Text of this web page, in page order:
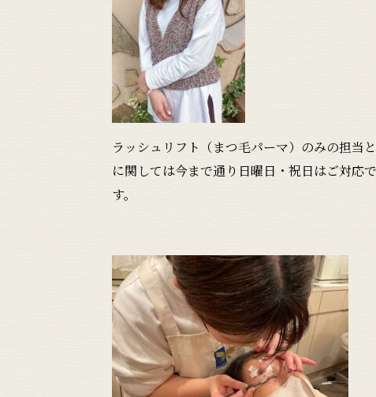
ラッシュリフト（まつ毛パーマ）のみの担当
に関しては今まで通り日曜日・祝日はご対応
す。